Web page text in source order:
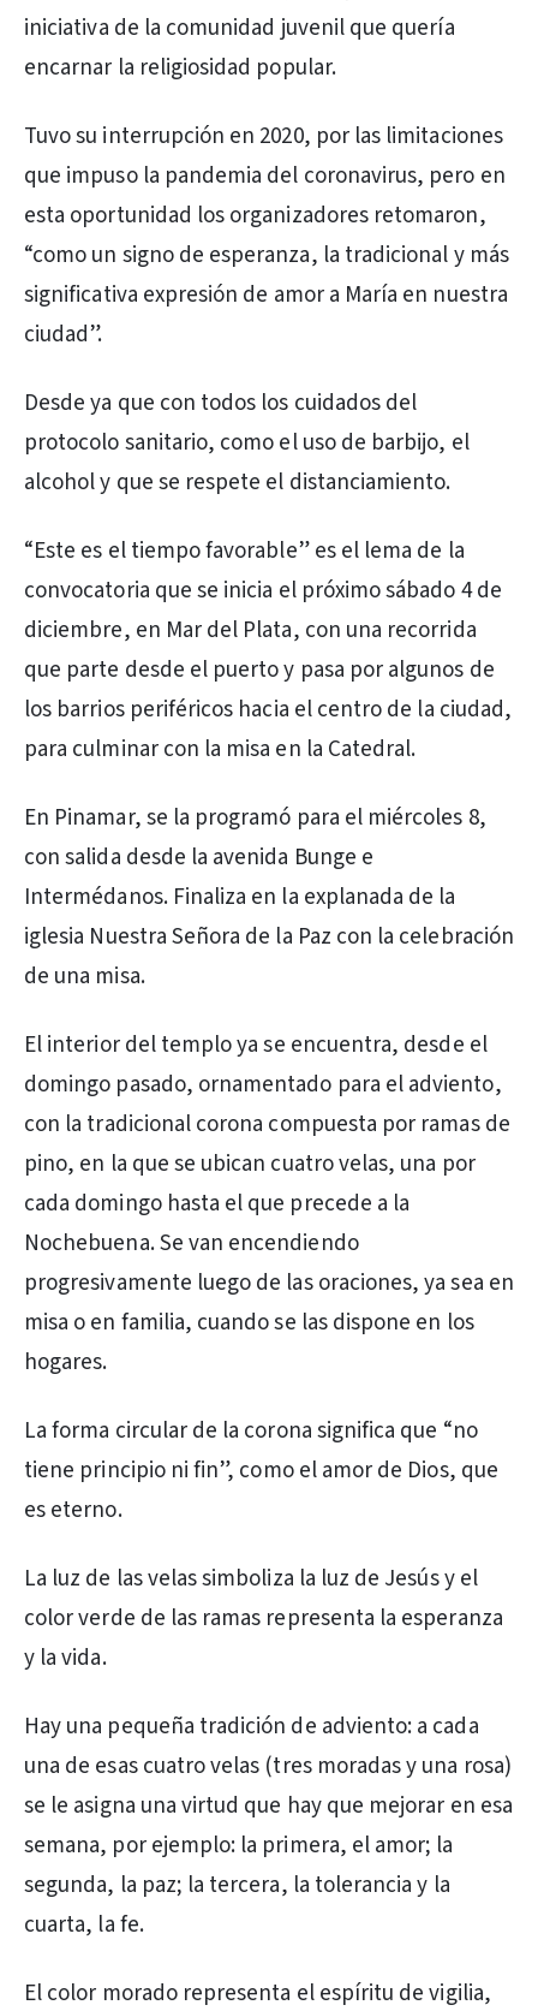
iniciativa de la comunidad juvenil que quería
encarnar la religiosidad popular.
Tuvo su interrupción en 2020, por las limitaciones
que impuso la pandemia del coronavirus, pero en
esta oportunidad los organizadores retomaron,
“como un signo de esperanza, la tradicional y más
significativa expresión de amor a María en nuestra
ciudad”.
Desde ya que con todos los cuidados del
protocolo sanitario, como el uso de barbijo, el
alcohol y que se respete el distanciamiento.
“Este es el tiempo favorable” es el lema de la
convocatoria que se inicia el próximo sábado 4 de
diciembre, en Mar del Plata, con una recorrida
que parte desde el puerto y pasa por algunos de
los barrios periféricos hacia el centro de la ciudad,
para culminar con la misa en la Catedral.
En Pinamar, se la programó para el miércoles 8,
con salida desde la avenida Bunge e
Intermédanos. Finaliza en la explanada de la
iglesia Nuestra Señora de la Paz con la celebración
de una misa.
El interior del templo ya se encuentra, desde el
domingo pasado, ornamentado para el adviento,
con la tradicional corona compuesta por ramas de
pino, en la que se ubican cuatro velas, una por
cada domingo hasta el que precede a la
Nochebuena. Se van encendiendo
progresivamente luego de las oraciones, ya sea en
misa o en familia, cuando se las dispone en los
hogares.
La forma circular de la corona significa que “no
tiene principio ni fin”, como el amor de Dios, que
es eterno.
La luz de las velas simboliza la luz de Jesús y el
color verde de las ramas representa la esperanza
y la vida.
Hay una pequeña tradición de adviento: a cada
una de esas cuatro velas (tres moradas y una rosa)
se le asigna una virtud que hay que mejorar en esa
semana, por ejemplo: la primera, el amor; la
segunda, la paz; la tercera, la tolerancia y la
cuarta, la fe.
El color morado representa el espíritu de vigilia,